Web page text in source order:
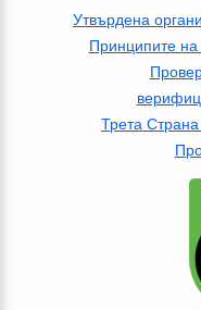
Утвърдена
Принципите
Трета